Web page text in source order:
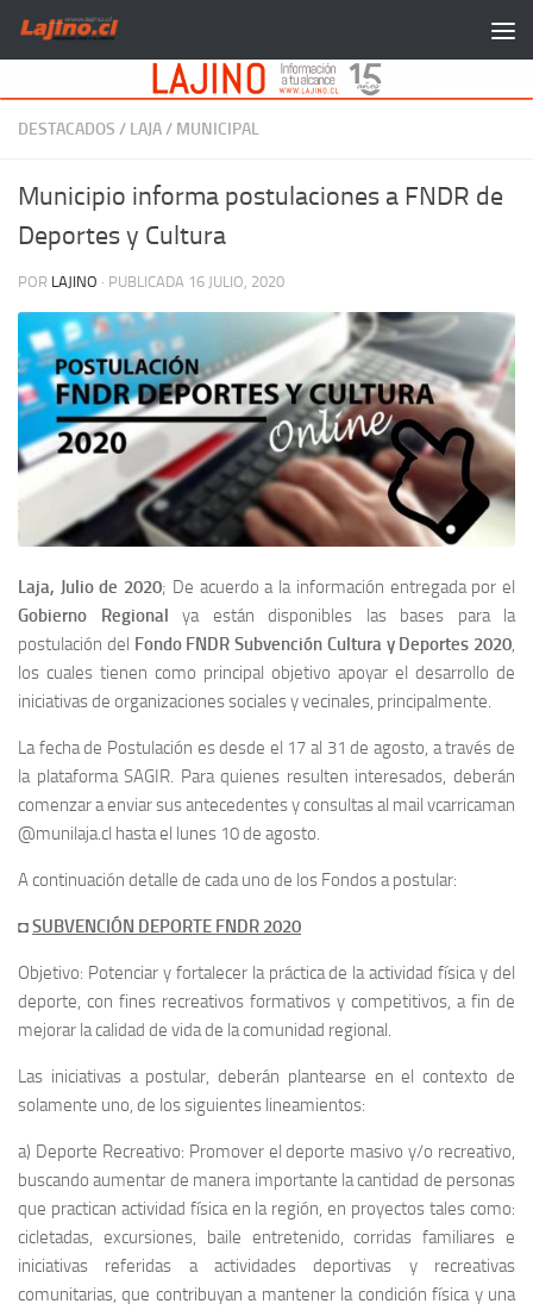
Saltar al contenido
DESTACADOS / LAJA/ MUNICIPAL
Municipio informa postulaciones a FNDR de
Deportes y Cultura
POR LAJINO · PUBLICADA 16 JULIO, 2020
Laja, Julio de 2020; De acuerdo a la información entregada por el
Gobierno Regional ya están disponibles las bases para la
postulación del Fondo FNDR Subvención Cultura y Deportes 2020,
los cuales tienen como principal objetivo apoyar el desarrollo de
iniciativas de organizaciones sociales y vecinales, principalmente.
La fecha de Postulación es desde el 17 al 31 de agosto, a través de
la plataforma SAGIR. Para quienes resulten interesados, deberán
comenzar a enviar sus antecedentes y consultas al mail vcarricaman
@munilaja.cl hasta el lunes 10 de agosto.
A continuación detalle de cada uno de los Fondos a postular:
◘SUBVENCIÓN DEPORTE FNDR 2020
Objetivo: Potenciar y fortalecer la práctica de la actividad física y del
deporte, con fines recreativos formativos y competitivos, a fin de
mejorar la calidad de vida de la comunidad regional.
Las iniciativas a postular, deberán plantearse en el contexto de
solamente uno, de los siguientes lineamientos:
a) Deporte Recreativo: Promover el deporte masivo y/o recreativo,
buscando aumentar de manera importante la cantidad de personas
que practican actividad física en la región, en proyectos tales como:
cicletadas, excursiones, baile entretenido, corridas familiares e
iniciativas referidas a actividades deportivas y recreativas
comunitarias, que contribuyan a mantener la condición física y una